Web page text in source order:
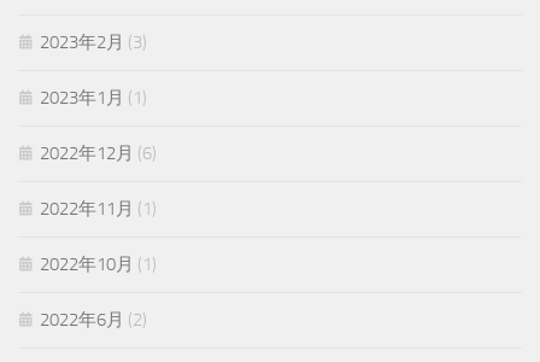
2023年2月 (3)
2023年1月 (1)
2022年12月 (6)
2022年11月 (1)
2022年10月 (1)
2022年6月 (2)